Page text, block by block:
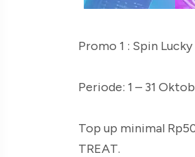
Promo 1 : Spin
Periode: 1 – 31
Top up minimal
TREAT.